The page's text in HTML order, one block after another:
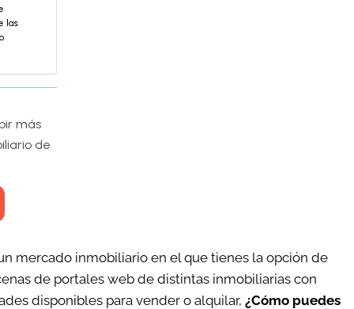
las
más
de
mercado inmobiliario en el que tienes la opción de
de portales web de distintas inmobiliarias con
disponibles para vender o alquilar, ¿Cómo puedes